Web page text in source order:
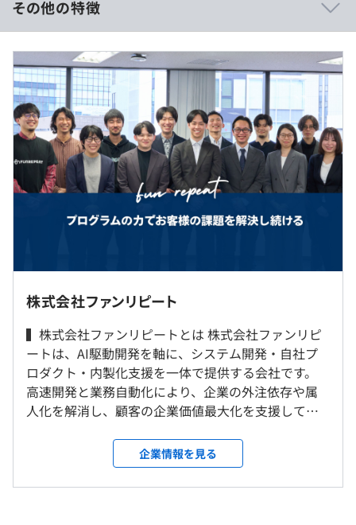
▍充実した育成環境
★ 経験豊富なメンターによるサポート
★ 実践的なOJT
★ 定期的な技術共有会
▍フラットな組織文化
★ 年次に関係なく意見が言える
★ 積極的なコミュニケーション
★ チーム全体での成長を重視
（一例）
新教科書に伴い、塾で扱う教材の一新対応のため依頼
いただき「OCR」「問題生成」「問題管理」を開発
→AI駆動開発により通常6ヶ月以上かかるプロジェクト
が2ヶ月で完成！
02.多角的に事業展開されているシステム会社のクライア
ント
開発スピード向上のため依頼いただき「契約管理」
「商談管理」などクライアントの成長スピードに合わせて
転勤なし
＜雇入時＞
原則として上記事業所または自宅。
ただし、入社後1週間は上記事業所（出社）。
＜変更範囲＞
会社が指定する別の場所にて臨時的に就業する場合を除
ただし、双方の事前の協議により変更する場合あり。
▍給与内訳
月給：約33.3万〜（固定残業代を含む）※経験・スキルを
考慮
基本給：288,000円～
定額残業等手当：時間外手当20時間分、45,000円～（超
過分は別途支給）
※定額残業等手当は、残業（法定時間内・法定時間外）手
当、休日労働手当、深夜労働手当のいずれにも充当できる
ものとする。すべて法定時間外労働（25%割り増しの残
業）に充当した場合は、20時間分に相当。
10:00-19:00
休憩時間：13:00-14:00（60分）
平均残業時間：平均10-20時間／月
その他の特徴
株式会社ファンリピート
▍株式会社ファンリピートとは 株式会社ファンリピ
ートは、AI駆動開発を軸に、システム開発・自社プ
ロダクト・内製化支援を一体で提供する会社です。
高速開発と業務自動化により、企業の外注依存や属
人化を解消し、顧客の企業価値最大化を支援してい
企業情報を見る